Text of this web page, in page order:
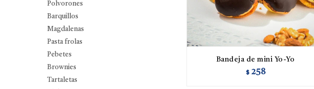
Bandeja de mini Yo-Yo
$ 258
Polvorones
Barquillos
Magdalenas
Pasta frolas
Pebetes
Brownies
Tartaletas